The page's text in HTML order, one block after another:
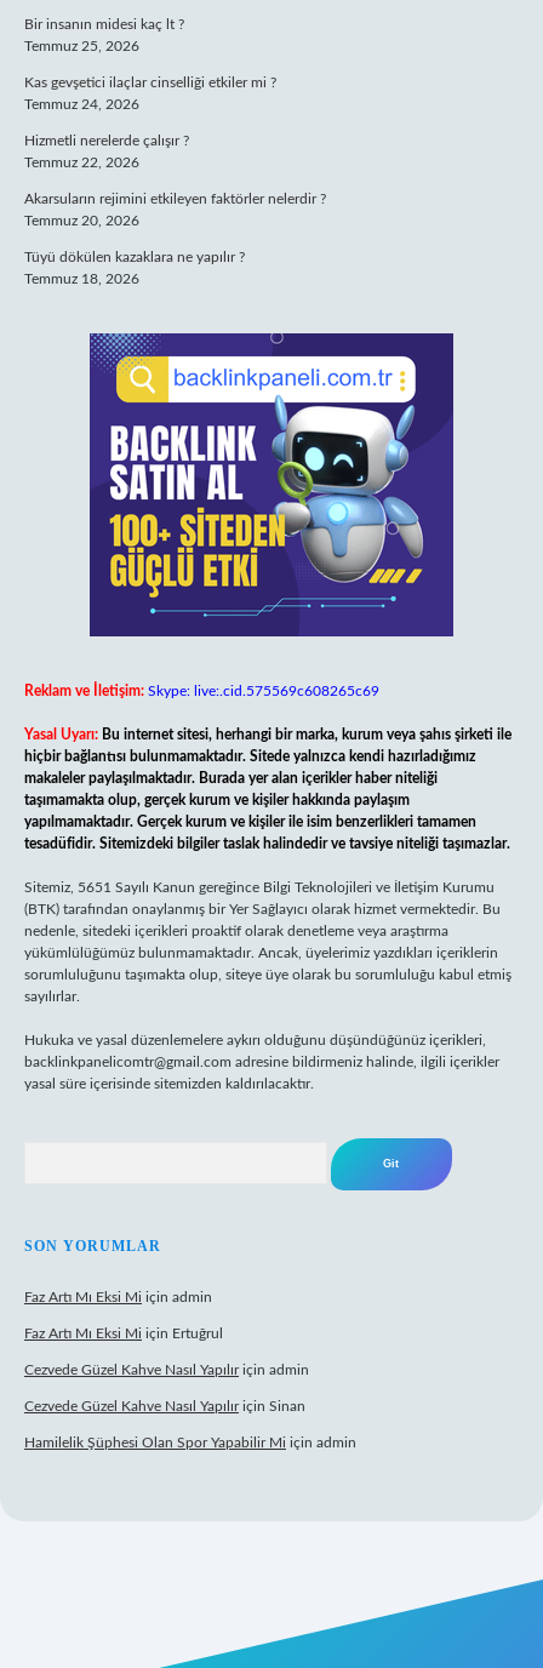
Bir insanın midesi kaç lt ?
Temmuz 25, 2026
Kas gevşetici ilaçlar cinselliği etkiler mi ?
Temmuz 24, 2026
Hizmetli nerelerde çalışır ?
Temmuz 22, 2026
Akarsuların rejimini etkileyen faktörler nelerdir ?
Temmuz 20, 2026
Tüyü dökülen kazaklara ne yapılır ?
Temmuz 18, 2026
Reklam ve İletişim: Skype: live:.cid.575569c608265c69
Yasal Uyarı: Bu internet sitesi, herhangi bir marka, kurum veya şahıs şirketi ile
hiçbir bağlantısı bulunmamaktadır. Sitede yalnızca kendi hazırladığımız
makaleler paylaşılmaktadır. Burada yer alan içerikler haber niteliği
taşımamakta olup, gerçek kurum ve kişiler hakkında paylaşım
yapılmamaktadır. Gerçek kurum ve kişiler ile isim benzerlikleri tamamen
tesadüfidir. Sitemizdeki bilgiler taslak halindedir ve tavsiye niteliği taşımazlar.
Sitemiz, 5651 Sayılı Kanun gereğince Bilgi Teknolojileri ve İletişim Kurumu
(BTK) tarafından onaylanmış bir Yer Sağlayıcı olarak hizmet vermektedir. Bu
nedenle, sitedeki içerikleri proaktif olarak denetleme veya araştırma
yükümlülüğümüz bulunmamaktadır. Ancak, üyelerimiz yazdıkları içeriklerin
sorumluluğunu taşımakta olup, siteye üye olarak bu sorumluluğu kabul etmiş
sayılırlar.
Hukuka ve yasal düzenlemelere aykırı olduğunu düşündüğünüz içerikleri,
backlinkpanelicomtr@gmail.com adresine bildirmeniz halinde, ilgili içerikler
yasal süre içerisinde sitemizden kaldırılacaktır.
SON YORUMLAR
Faz Artı Mı Eksi Mi için admin
Faz Artı Mı Eksi Mi için Ertuğrul
Cezvede Güzel Kahve Nasıl Yapılıriçin admin
Cezvede Güzel Kahve Nasıl Yapılıriçin Sinan
Hamilelik Şüphesi Olan Spor Yapabilir Mi için admin